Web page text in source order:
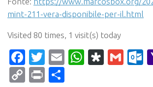
mint-211-vera-disponibile-per-il.html
Visited 80 times, 1 visit(s) today
Facebook
Twitter
Email
CopyPrint